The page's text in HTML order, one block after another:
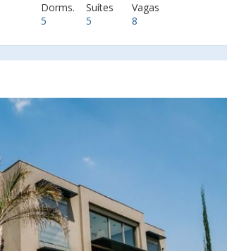
Dorms.
5
Suítes
5
Vagas
8